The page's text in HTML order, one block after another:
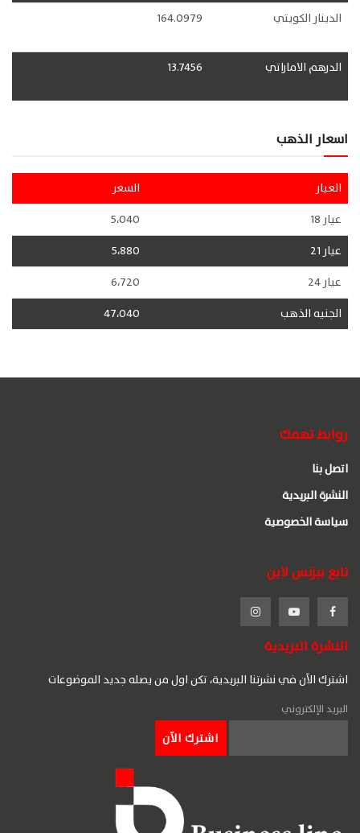
الدينار الكويتي
164.0979
الدرهم الاماراتي 13.7456
اسعار الذهب
العيار
السعر
عيار 18
5،040
عيار 21
5،880
عيار 24
6،720
الجنيه الذهب
47،040
روابط تهمك
اتصل بنا
النشرة البريدية
سياسة الخصوصية
تابع بيزنس لاين
النشرة البريدية
اشترك الآن في نشرتنا البريدية، تكن اول من يصله جديد الموضوعات
البريد الإلكتروني